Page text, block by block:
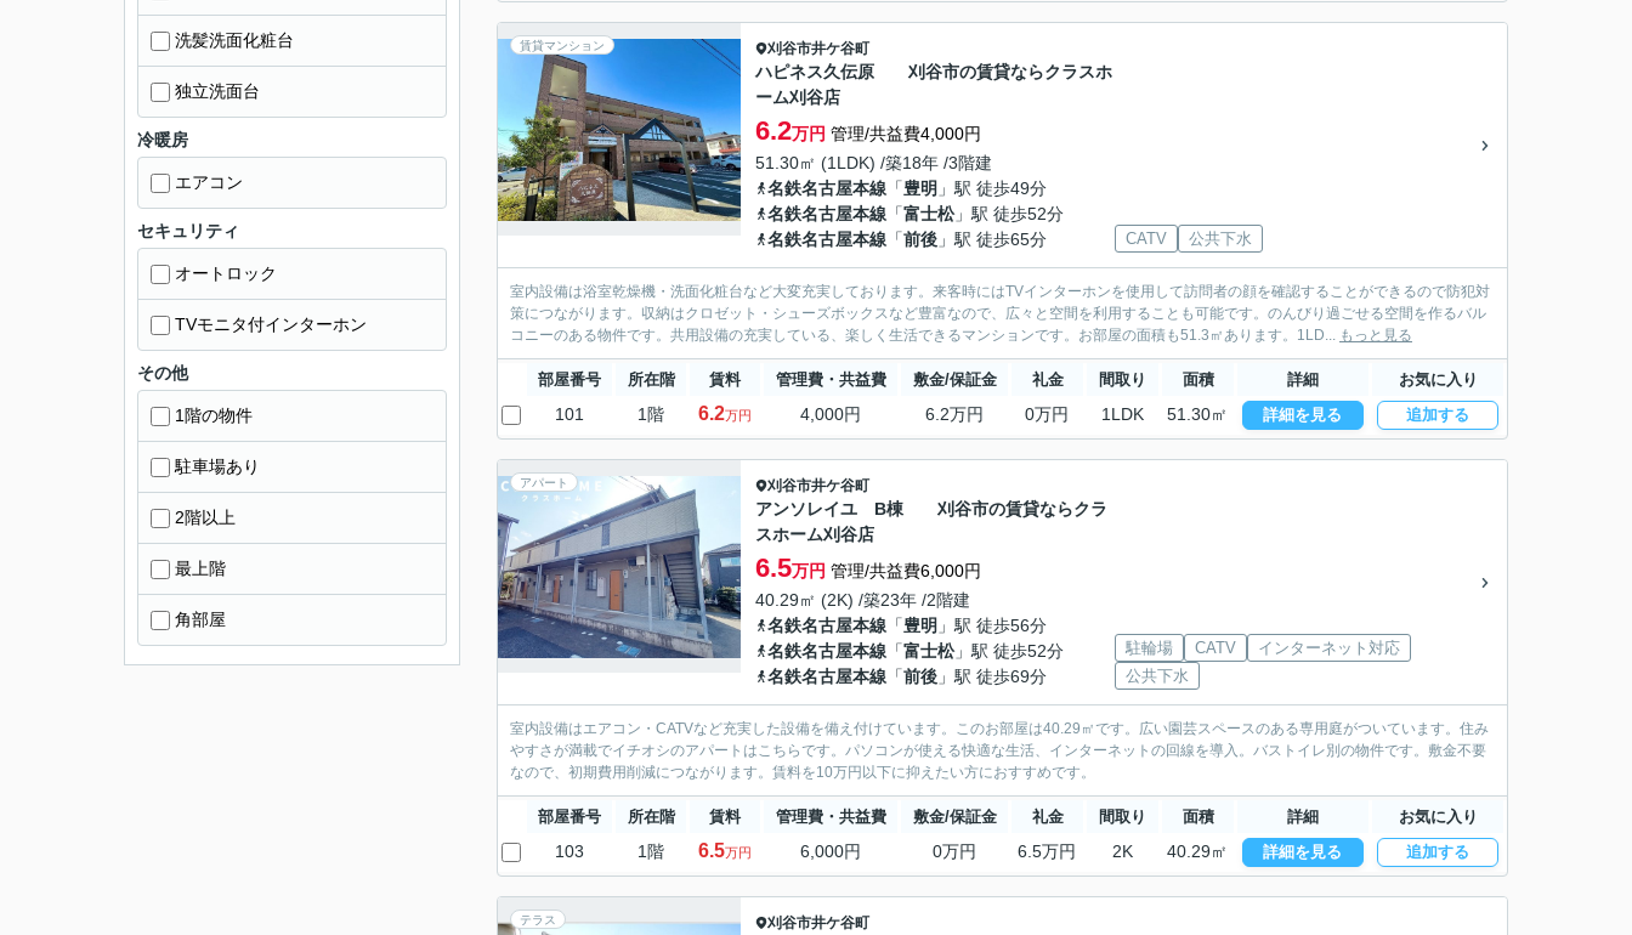
賃貸マンション 刈谷市井ケ谷町
ハピネス久伝原 刈谷市の賃貸ならクラスホ
ーム刈谷店
6.2万円 管理/共益費4,000円
51.30㎡ (1LDK) /築18年 /3階建
名鉄名古屋本線 「豊明 」駅 徒歩49分
名鉄名古屋本線 「富士松」駅 徒歩52分
名鉄名古屋本線 「前後 」駅 徒歩65分 CATV 公共下水
室内設備は浴室乾燥機・洗面化粧台など大変充実しております。来客時にはTVインターホンを使用して訪問者の顔を確認することができるので防犯対
策につながります。収納はクロゼット・シューズボックスなど豊富なので、広々と空間を利用することも可能です。のんびり過ごせる空間を作るバル
コニーのある物件です。共用設備の充実している、楽しく生活できるマンションです。お部屋の面積も51.3㎡あります。1LD... もっと見る
部屋番号 所在階 賃料 管理費・共益費 敷金/保証金 礼金 間取り 面積 詳細 お気に入り
101 1階 6.2万円 4,000円 6.2万円 0万円 1LDK 51.30㎡ 詳細を見る 追加する
アパート 刈谷市井ケ谷町
アンソレイユ B棟 刈谷市の賃貸ならクラ
スホーム刈谷店
6.5万円 管理/共益費6,000円
40.29㎡ (2K) /築23年 /2階建
名鉄名古屋本線 「豊明 」駅 徒歩56分
名鉄名古屋本線 「富士松」駅 徒歩52分
名鉄名古屋本線 「前後 」駅 徒歩69分
駐輪場 CATV
インターネット対応
公共下水
室内設備はエアコン・CATVなど充実した設備を備え付けています。このお部屋は40.29㎡です。広い園芸スペースのある専用庭がついています。住み
やすさが満載でイチオシのアパートはこちらです。パソコンが使える快適な生活、インターネットの回線を導入。バストイレ別の物件です。敷金不要
なので、初期費用削減につながります。賃料を10万円以下に抑えたい方におすすめです。
部屋番号 所在階 賃料 管理費・共益費 敷金/保証金 礼金 間取り 面積 詳細 お気に入り
103 1階 6.5万円 6,000円 0万円 6.5万円 2K 40.29㎡ 詳細を見る 追加する
テラス 刈谷市井ケ谷町
洗髪洗面化粧台
独立洗面台
冷暖房
エアコン
セキュリティ
オートロック
TVモニタ付インターホン
その他
1階の物件
駐車場あり
2階以上
最上階
角部屋